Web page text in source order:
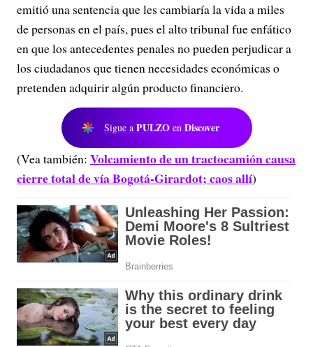
emitió una sentencia que les cambiaría la vida a miles
de personas en el país, pues el alto tribunal fue enfático
en que los antecedentes penales no pueden perjudicar a
los ciudadanos que tienen necesidades económicas o
pretenden adquirir algún producto financiero.
Sigue a PULZO en Discover
(Vea también: Volcamiento de un tractocamión causa
cierre total de vía Bogotá-Girardot; caos allí)